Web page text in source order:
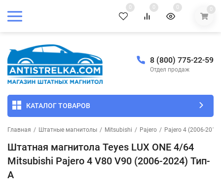
0 0 0 0
8 (800) 775-22-59
Отдел продаж
КАТАЛОГ ТОВАРОВ
Главная / Штатные магнитолы / Mitsubishi / Pajero / Pajero 4 (2006-2011)
Штатная магнитола Teyes LUX ONE 4/64
Mitsubishi Pajero 4 V80 V90 (2006-2024) Тип-
A